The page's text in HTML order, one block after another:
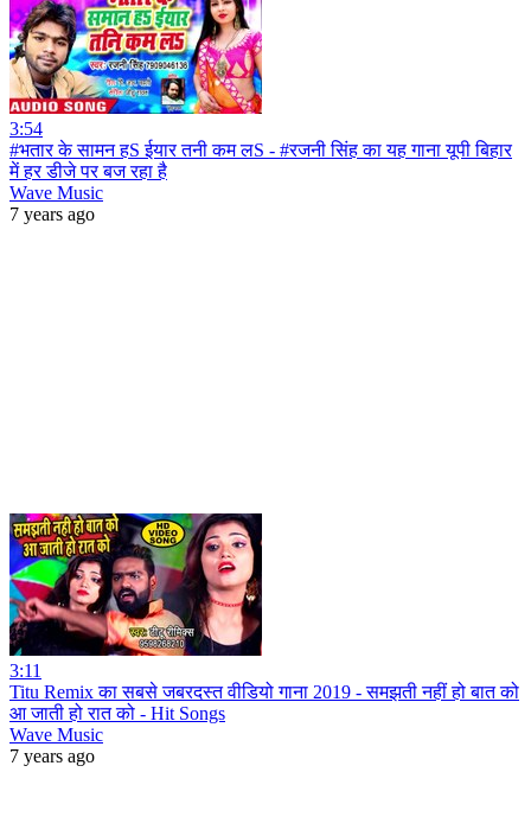
3:54
#भतार के सामन हS ईयार तनी कम लS - #रजनी सिंह का यह गाना यूपी बिहार
में हर डीजे पर बज रहा है
Wave Music
7 years ago
3:11
Titu Remix का सबसे जबरदस्त वीडियो गाना 2019 - समझती नहीं हो बात को
आ जाती हो रात को - Hit Songs
Wave Music
7 years ago